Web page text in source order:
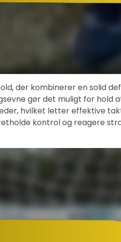
der kombinerer en solid
gør det muligt for hold
hvilket letter effektive
kontrol og reagere